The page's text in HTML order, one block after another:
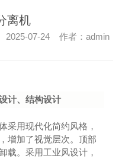
离机
2025-07-24 作者：admin
计、结构设计
采用现代化简约风格，
增加了视觉层次。顶部
载。采用工业风设计，